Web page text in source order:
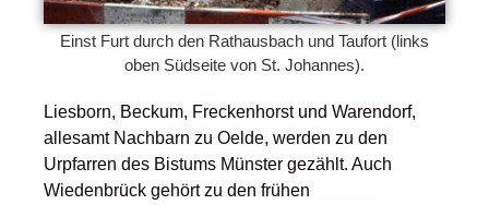
Einst Furt durch den Rathausbach und Taufort (links
oben Südseite von St. Johannes).
Liesborn, Beckum, Freckenhorst und Warendorf,
allesamt Nachbarn zu Oelde, werden zu den
Urpfarren des Bistums Münster gezählt. Auch
Wiedenbrück gehört zu den frühen